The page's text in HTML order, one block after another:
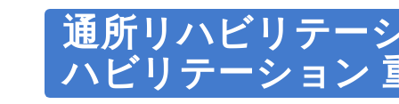
通所リハビリテー
ハビリテーション